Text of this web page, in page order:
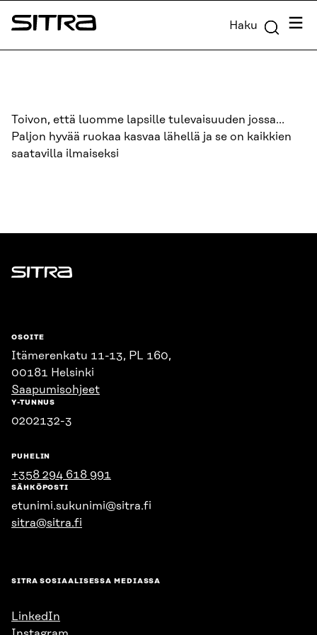
Siirry
suoraan
Sitra Haku
Toivon, että luomme lapsille tulevaisuuden jossa…
Paljon hyvää ruokaa kasvaa lähellä ja se on kaikkien
saatavilla ilmaiseksi
Sitra
OSOITE
Itämerenkatu 11-13, PL 160,
00181 Helsinki
Saapumisohjeet
Y-TUNNUS
0202132-3
PUHELIN
+358 294 618 991
SÄHKÖPOSTI
etunimi.sukunimi@sitra.fi
sitra@sitra.fi
SITRA SOSIAALISESSA MEDIASSA
LinkedIn